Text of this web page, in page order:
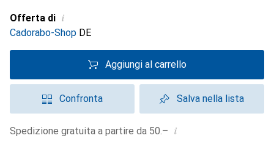
Offerta di i
Cadorabo-Shop DE
Aggiungi al carrello
Confronta Salva nella lista
Spedizione gratuita a partire da 50.– i